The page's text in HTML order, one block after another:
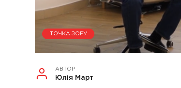
ТОЧКА ЗОРУ
АВТОР
Юлія Март